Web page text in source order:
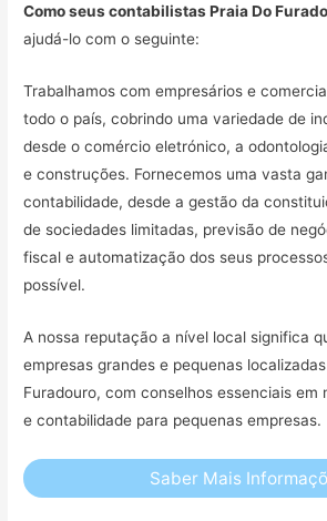
Como seus contabilistas Praia Do
ajudá-lo com o seguinte:
Trabalhamos com empresários e
todo o país, cobrindo uma variedade de
desde o comércio eletrónico, a
e construções. Fornecemos uma vasta
contabilidade, desde a gestão da
de sociedades limitadas, previsão de
fiscal e automatização dos seus
possível.
A nossa reputação a nível local significa
empresas grandes e pequenas
Furadouro, com conselhos essenciais em
e contabilidade para pequenas empresas.
Saber Mais